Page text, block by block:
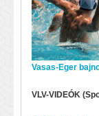
Vasas-Eger
VLV-VIDEÓK